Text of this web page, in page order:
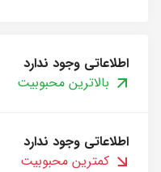
اطلاعاتی وجود ندارد
بالاترین محبوبیت
اطلاعاتی وجود ندارد
کمترین محبوبیت